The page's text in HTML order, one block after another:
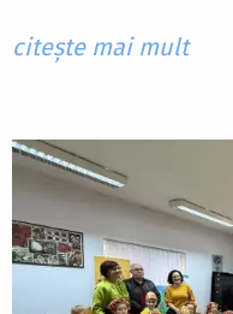
citește mai mult